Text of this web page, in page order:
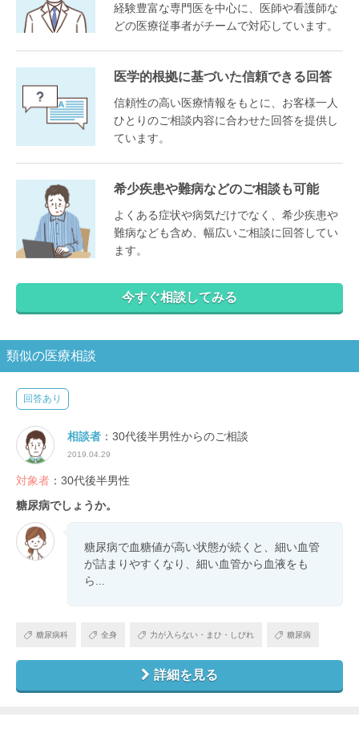
経験豊富な専門医を中心に、医師や看護師な
どの医療従事者がチームで対応しています。
医学的根拠に基づいた信頼できる回答
信頼性の高い医療情報をもとに、お客様一人
ひとりのご相談内容に合わせた回答を提供し
ています。
希少疾患や難病などのご相談も可能
よくある症状や病気だけでなく、希少疾患や
難病なども含め、幅広いご相談に回答してい
ます。
今すぐ相談してみる
類似の医療相談
回答あり
相談者 ：30代後半男性からのご相談
2019.04.29
対象者 ：30代後半男性
糖尿病でしょうか。
糖尿病で血糖値が高い状態が続くと、細い血管
が詰まりやすくなり、細い血管から血液をも
ら...
糖尿病科 全身 力が入らない・まひ・しびれ 糖尿病
詳細を見る